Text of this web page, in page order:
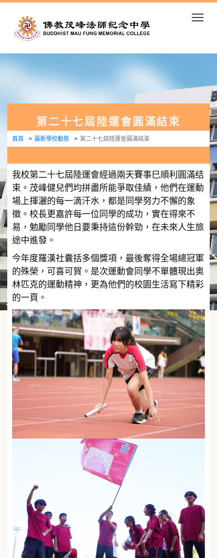
第二十七屆陸運會圓滿結束
首頁 最新學校動態 第二十七屆陸運會圓滿結束
我校第二十七屆陸運會經過兩天賽事巳順利圓滿结
束。茂峰健兒們均拼盡所能爭取佳績，他們在運動
場上揮灑的每一滴汗水，都是同學努力不懈的象
徵。校長更嘉許每一位同學的成功，實在得來不
易，勉勵同學他日要秉持這份幹勁，在未來人生旅
途中進發。
今年度羅漢社囊括多個獎項，最後奪得全場總冠軍
的殊榮，可喜可賀。是次運動會同學不單體現出奥
林匹克的運動精神，更為他們的校園生活寫下精彩
的一頁。